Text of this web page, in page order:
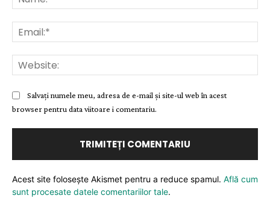
Salvați numele meu, adresa de e-mail și site-ul web în acest
browser pentru data viitoare i comentariu.
Acest site folosește Akismet pentru a reduce spamul. Află cum
sunt procesate datele comentariilor tale.